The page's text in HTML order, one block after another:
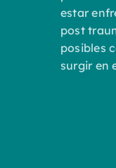
estar
post
posibles
surgir en